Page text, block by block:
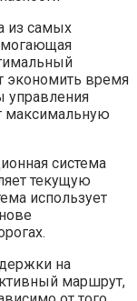
из самых
экономить время
управления
система
текущую
использует
на
маршрут,